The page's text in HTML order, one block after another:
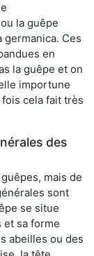
la guêpe
germanica. Ces
en
la guêpe et on
importune
cela fait très
des
mais de
sont
se situe
et sa forme
abeilles ou des